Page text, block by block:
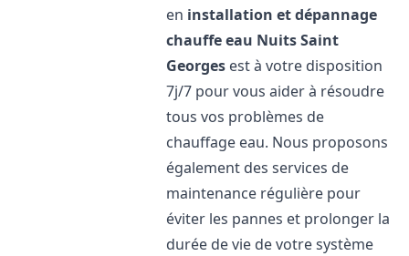
en installation et dépannage
chauffe eau Nuits Saint
Georges est à votre disposition
7j/7 pour vous aider à résoudre
tous vos problèmes de
chauffage eau. Nous proposons
également des services de
maintenance régulière pour
éviter les pannes et prolonger la
durée de vie de votre système